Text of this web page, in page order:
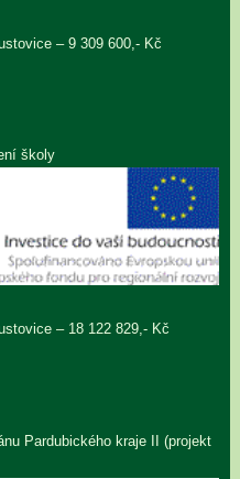
– 9 309 600,- Kč
školy
– 18 122 829,- Kč
Pardubického kraje II (projekt